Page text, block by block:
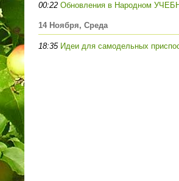
00:22 Обновления в Народном
14 Ноября, Среда
18:35 Идеи для самодельных